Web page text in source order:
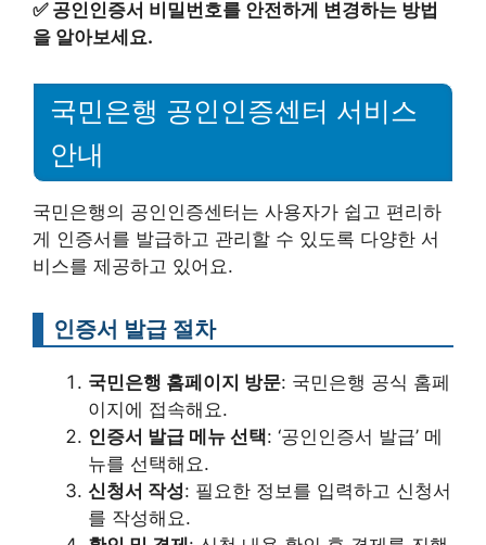
✅ 공인인증서 비밀번호를 안전하게 변경하는 방법
을 알아보세요.
국민은행 공인인증센터 서비스
안내
국민은행의 공인인증센터는 사용자가 쉽고 편리하
게 인증서를 발급하고 관리할 수 있도록 다양한 서
비스를 제공하고 있어요.
인증서 발급 절차
국민은행 홈페이지 방문: 국민은행 공식 홈페
이지에 접속해요.
인증서 발급 메뉴 선택: ‘공인인증서 발급’ 메
뉴를 선택해요.
신청서 작성: 필요한 정보를 입력하고 신청서
를 작성해요.